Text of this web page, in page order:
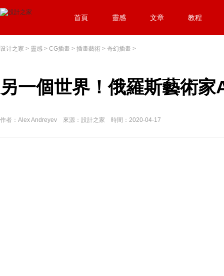
首頁 靈感 文章 教程
设计之家 > 靈感 > CG插畫 > 插畫藝術 > 奇幻插畫 >
另一個世界！俄羅斯藝術
作者：Alex Andreyev 來源：設計之家 時間：2020-04-17